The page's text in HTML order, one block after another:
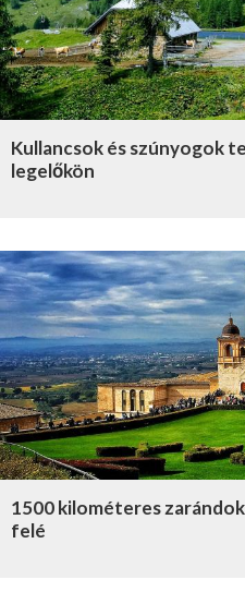
Kullancsok és szúnyogok
legelőkön
1500 kilométeres
felé